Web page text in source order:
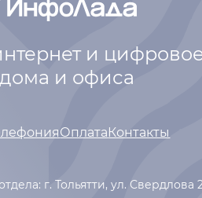
опции!)
и
и офиса
ОплатаКонтакты
г. Тольятти, ул. Свердлова